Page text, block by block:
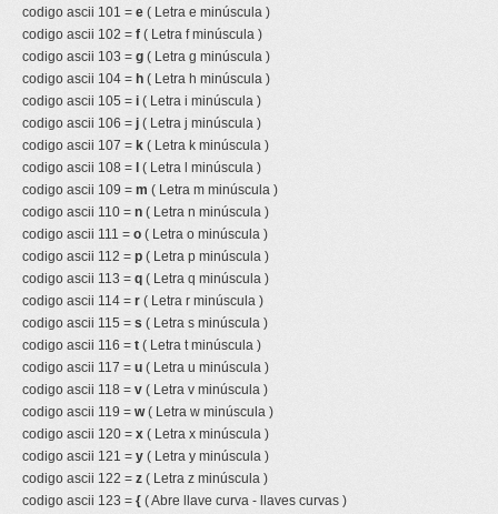
codigo ascii 101 = e ( Letra e minúscula )
codigo ascii 102 = f ( Letra f minúscula )
codigo ascii 103 = g ( Letra g minúscula )
codigo ascii 104 = h ( Letra h minúscula )
codigo ascii 105 = i ( Letra i minúscula )
codigo ascii 106 = j ( Letra j minúscula )
codigo ascii 107 = k ( Letra k minúscula )
codigo ascii 108 =
( Letra l minúscula )
codigo ascii 109 = m ( Letra m minúscula )
codigo ascii 110 = n ( Letra n minúscula )
codigo ascii 111 = o ( Letra o minúscula )
codigo ascii 112 = p ( Letra p minúscula )
codigo ascii 113 = q ( Letra q minúscula )
codigo ascii 114 = r ( Letra r minúscula )
codigo ascii 115 = s ( Letra s minúscula )
codigo ascii 116 = t ( Letra t minúscula )
codigo ascii 117 = u ( Letra u minúscula )
codigo ascii 118 = v ( Letra v minúscula )
codigo ascii 119 = w( Letra w minúscula )
codigo ascii 120 = x ( Letra x minúscula )
codigo ascii 121 = y ( Letra y minúscula )
codigo ascii 122 = z ( Letra z minúscula )
codigo ascii 123 = { ( Abre llave curva - llaves curvas )